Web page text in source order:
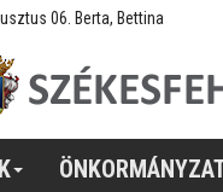
06. Berta, Bettina